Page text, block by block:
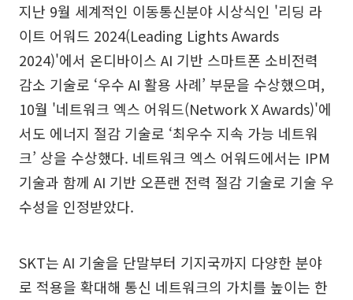
지난 9월 세계적인 이동통신분야 시상식인 '리딩 라
이트 어워드 2024(Leading Lights Awards
2024)'에서 온디바이스 AI 기반 스마트폰 소비전력
감소 기술로 ‘우수 AI 활용 사례’ 부문을 수상했으며,
10월 '네트워크 엑스 어워드(Network X Awards)'에
서도 에너지 절감 기술로 ‘최우수 지속 가능 네트워
크’ 상을 수상했다. 네트워크 엑스 어워드에서는 IPM
기술과 함께 AI 기반 오픈랜 전력 절감 기술로 기술 우
수성을 인정받았다.
SKT는 AI 기술을 단말부터 기지국까지 다양한 분야
로 적용을 확대해 통신 네트워크의 가치를 높이는 한